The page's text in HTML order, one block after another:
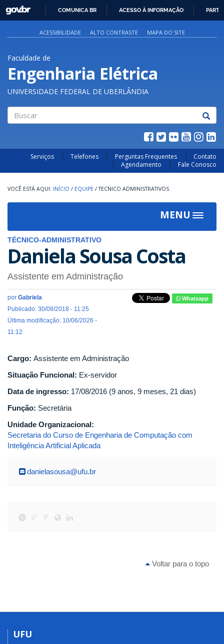
PARA
O
GOVBR
COMUNICA BR ACESSO À INFORMAÇÃO
ACESSIBILIDADE ALTO CONTRASTE MAPA DO SITE
Faculdade de
Engenharia Elétrica
UNIVERSIDADE FEDERAL DE UBERLÂNDIA
Serviços Telefones Perguntas Frequentes
Contato
Agendamento
Fale Conosco
INÍCIO / EQUIPE / TECNICO ADMINISTRATIVOS
MENU
Toggle
TÉCNICO-ADMINISTRATIVO
Daniela Sousa Costa
Assistente em Administração
por Gabriela
Publicado: 30/08/2018 - 11:25
Última modificação: 10/06/2026 -
11:12
Whatsapp
Cargo: Assistente em Administração
Situação Funcional: Ex-servidor
Data de ingresso: 17/08/2016 (9 anos, 9 meses, 21 dias)
Função: Secretária
Unidade Organizacional:
Secretaria do Curso de Engenharia de Computação com
Inteligência Artificial Aplicada
danielasousa@ufu.br
Voltar para o topo
UFU